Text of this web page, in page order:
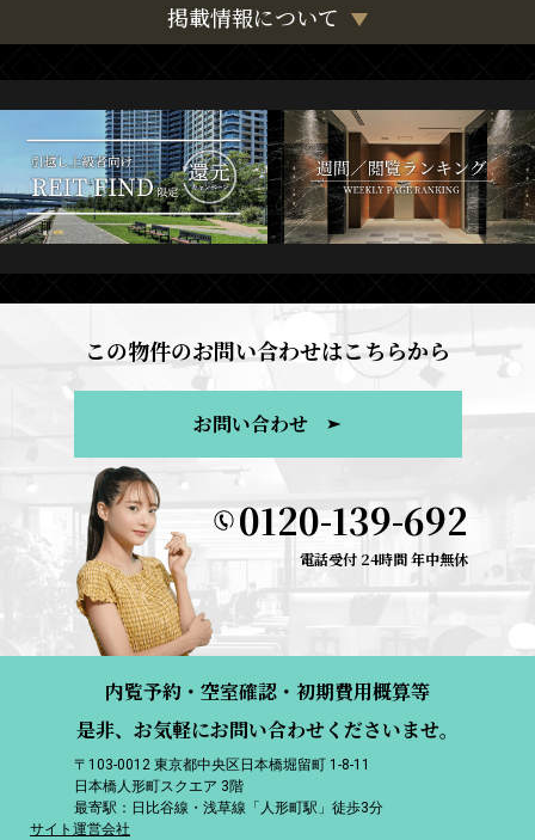
掲載情報について
この物件のお問い合わせはこちらから
お問い合わせ
0120-139-692
電話受付 24時間 年中無休
内覧予約・空室確認・初期費用概算等
是非、お気軽にお問い合わせくださいませ。
〒103-0012 東京都中央区日本橋堀留町 1-8-11
日本橋人形町スクエア 3階
最寄駅：日比谷線・浅草線「人形町駅」徒歩3分
サイト運営会社